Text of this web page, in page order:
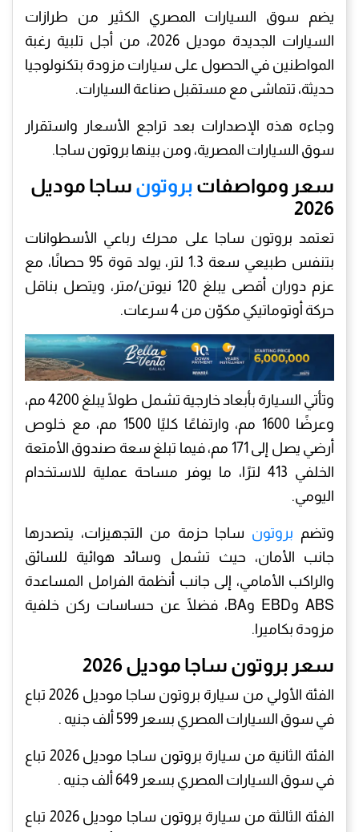
يضم سوق السيارات المصري الكثير من طرازات
السيارات الجديدة موديل 2026، من أجل تلبية رغبة
المواطنين في الحصول على سيارات مزودة بتكنولوجيا
حديثة، تتماشى مع مستقبل صناعة السيارات.
وجاءه هذه الإصدارات بعد تراجع الأسعار واستقرار
سوق السيارات المصرية، ومن بينها بروتون ساجا.
سعر ومواصفات بروتون ساجا موديل
2026
تعتمد بروتون ساجا على محرك رباعي الأسطوانات
بتنفس طبيعي سعة 1.3 لتر، يولد قوة 95 حصانًا، مع
عزم دوران أقصى يبلغ 120 نيوتن/متر، ويتصل بناقل
حركة أوتوماتيكي مكوّن من 4 سرعات.
وتأتي السيارة بأبعاد خارجية تشمل طولًا يبلغ 4200 مم،
وعرضًا 1600 مم، وارتفاعًا كليًا 1500 مم، مع خلوص
أرضي يصل إلى 171 مم، فيما تبلغ سعة صندوق الأمتعة
الخلفي 413 لترًا، ما يوفر مساحة عملية للاستخدام
اليومي.
وتضم بروتون ساجا حزمة من التجهيزات، يتصدرها
جانب الأمان، حيث تشمل وسائد هوائية للسائق
والراكب الأمامي، إلى جانب أنظمة الفرامل المساعدة
ABS وEBD وBA، فضلًا عن حساسات ركن خلفية
مزودة بكاميرا.
سعر بروتون ساجا موديل 2026
الفئة الأولي من سيارة بروتون ساجا موديل 2026 تباع
في سوق السيارات المصري بسعر 599 ألف جنيه .
الفئة الثانية من سيارة بروتون ساجا موديل 2026 تباع
في سوق السيارات المصري بسعر 649 ألف جنيه .
الفئة الثالثة من سيارة بروتون ساجا موديل 2026 تباع